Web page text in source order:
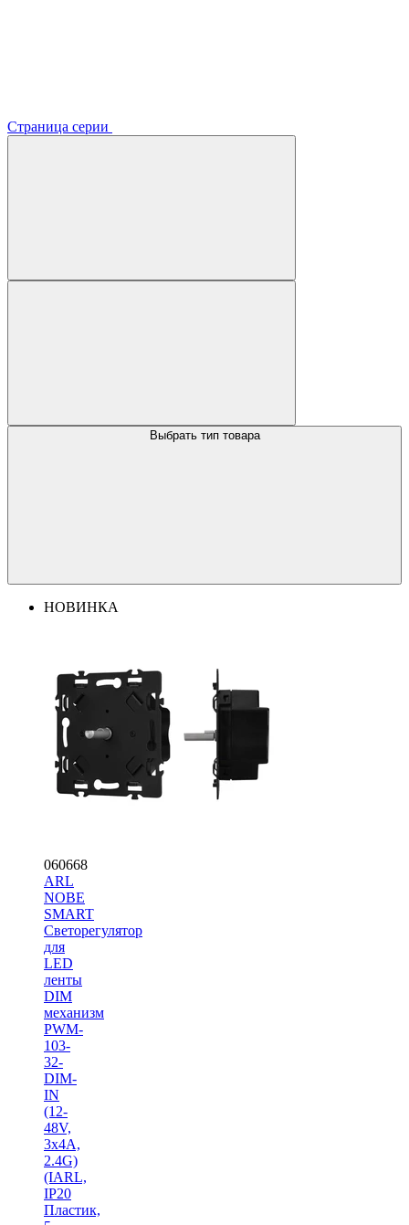
Страница серии
Выбрать тип товара
НОВИНКА
060668
ARL
NOBE
SMART
Светорегулятор
для
LED
ленты
DIM
механизм
PWM-
103-
32-
DIM-
IN
(12-
48V,
3х4A,
2.4G)
(IARL,
IP20
Пластик,